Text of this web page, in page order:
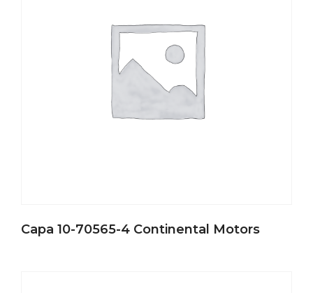
Capa 10-70565-4 Continental Motors